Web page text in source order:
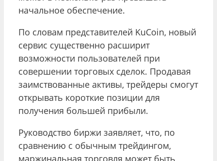
начальное обеспечение.
По словам представителей KuCoin, новый
сервис существенно расширит
возможности пользователей при
совершении торговых сделок. Продавая
заимствованные активы, трейдеры смогут
открывать короткие позиции для
получения большей прибыли.
Руководство биржи заявляет, что, по
сравнению с обычным трейдингом,
маржинальная торговля может быть